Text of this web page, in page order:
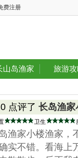
费注册
山岛渔家 旅游
点评了 长岛渔家
卫生
渔家小楼渔家，
实不错。看海上